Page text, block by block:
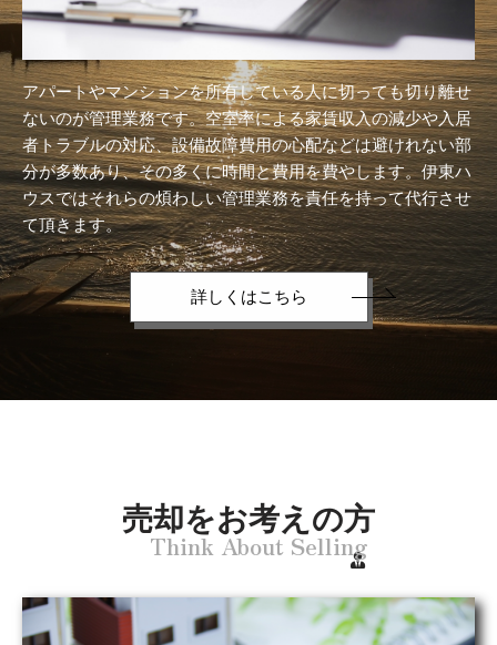
アパートやマンションを所有している人に切っても切り離せ
ないのが管理業務です。空室率による家賃収入の減少や入居
者トラブルの対応、設備故障費用の心配などは避けれない部
分が多数あり、その多くに時間と費用を費やします。伊東ハ
ウスではそれらの煩わしい管理業務を責任を持って代行させ
て頂きます。
詳しくはこちら
売却をお考えの方